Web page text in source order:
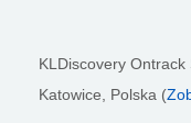
KLDiscovery Ontrack
Katowice, Polska (